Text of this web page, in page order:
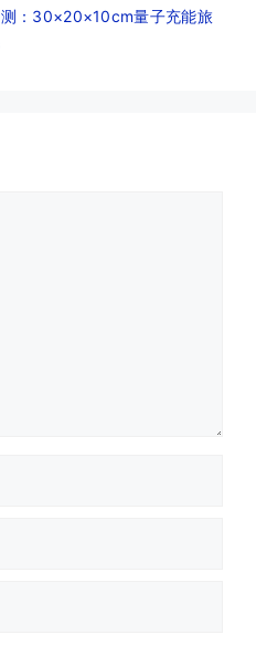
：30×20×10cm量子充能旅